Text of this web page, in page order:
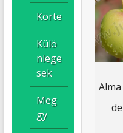
Körte
Külö
nlege
sek
Meg
gy